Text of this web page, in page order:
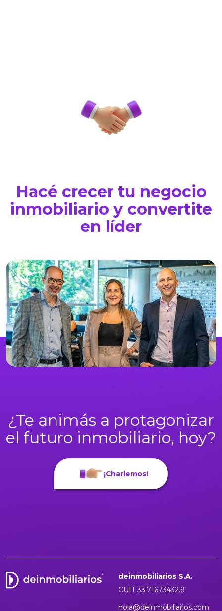
Hacé crecer tu negocio
inmobiliario y convertite
en líder
¿Te animás a protagonizar
el futuro inmobiliario, hoy?
¡Charlemos!
deinmobiliarios S.A.
CUIT 33.71673432.9
hola@deinmobiliarios.com